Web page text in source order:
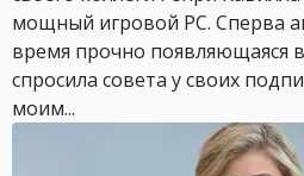
мощный игровой PC. Сперва
время прочно появляющаяся
спросила совета у своих
моим...